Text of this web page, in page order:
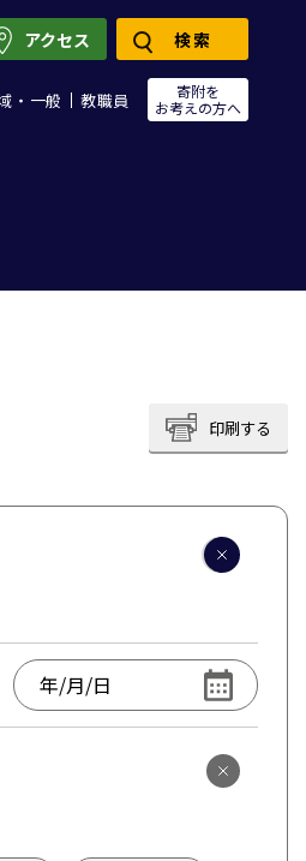
・一般 教職員
寄附を
お考えの方へ
アクセス 検索
印刷する